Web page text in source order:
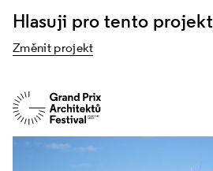
Hlasuji pro tento projekt
Změnit projekt